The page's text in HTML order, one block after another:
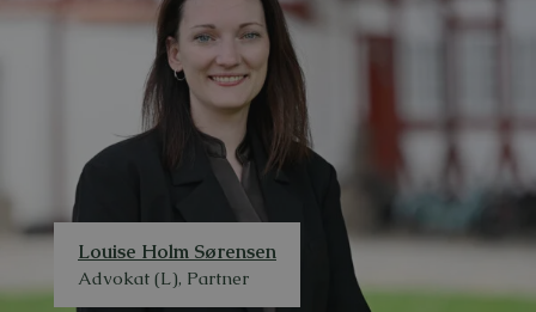
Louise Holm Sørensen
Advokat (L), Partner